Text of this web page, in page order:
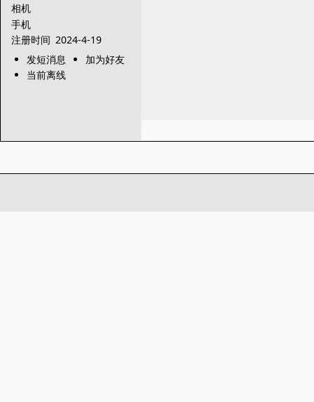
相机
手机
注册时间 2024-4-19
发短消息
加为好友
当前离线